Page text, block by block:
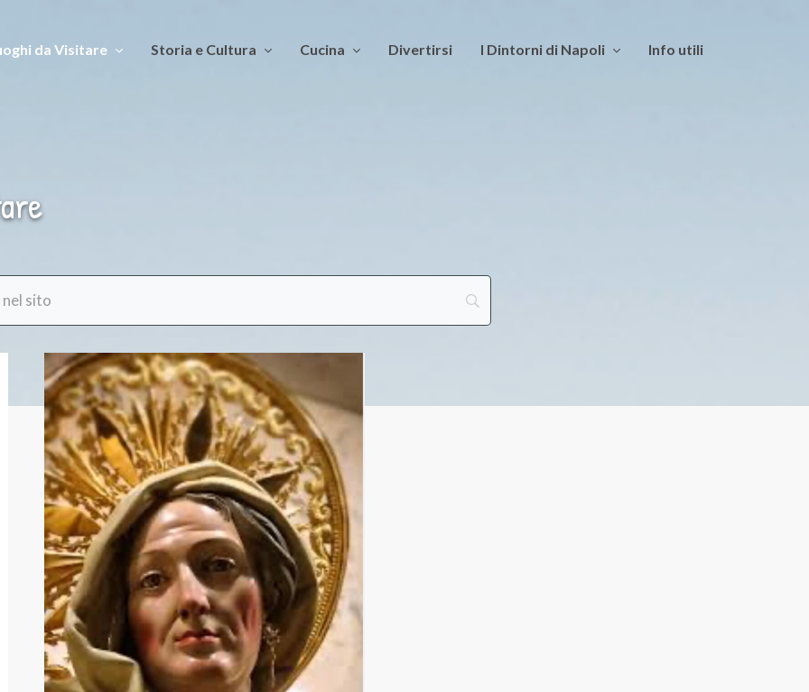
da Visitare Storia e Cultura Cucina Divertirsi I Dintorni di Napoli Info utili